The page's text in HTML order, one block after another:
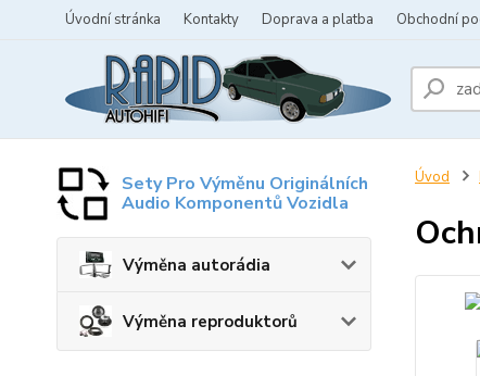
Úvodní stránka Kontakty Doprava a platba Obchodní
Sety Pro Výměnu Originálních
Audio Komponentů Vozidla
Výměna autorádia
Výměna reproduktorů
Úvod